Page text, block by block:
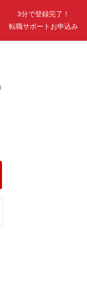
3分で登録完了！
転職サポートお申込み